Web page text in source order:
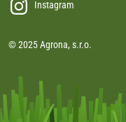
Instagram
© 2025 Agrona, s.r.o.